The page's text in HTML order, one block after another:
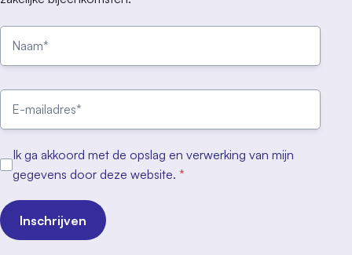
Ik ga akkoord met de opslag en verwerking van mijn
gegevens door deze website. *
Inschrijven